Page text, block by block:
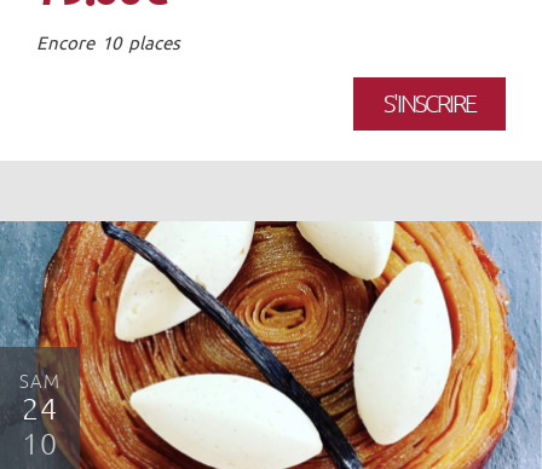
Encore 10 places
S'INSCRIRE
SAM
24
10